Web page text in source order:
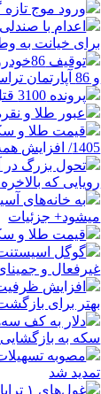
ورود موج تازه
اعدام با
برای خیانت به
و 86 آپارتمان تراستی‌ها
پرونده 3100 قتل به صلح و سازش ختم شد
عبور طلا و
1405/ افزایش همه قیمت ها + جدول
رویایی که
به خانه‌های
میشود+ جزئیات
قیمت طلا و سکه
گوگل اسیستنت
غیرفعال و
افزایش
بهتر برای
دلار به کف
سکه به
مصوبه
تمدید شد